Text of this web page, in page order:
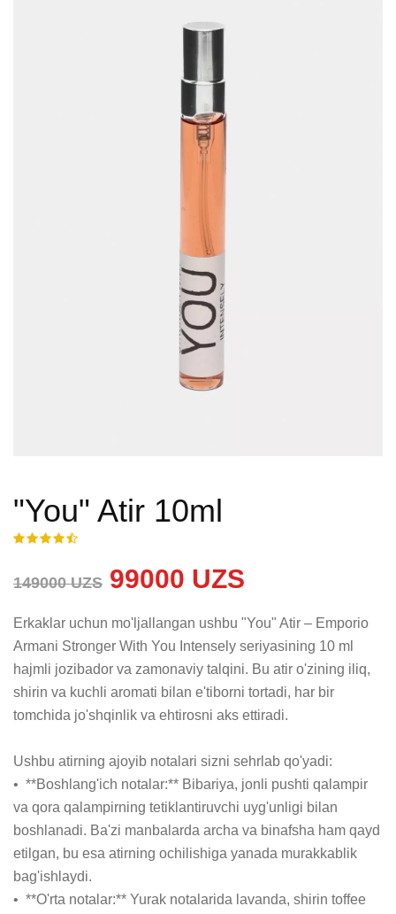
"You" Atir 10ml
149000 UZS 99000 UZS
Erkaklar uchun mo'ljallangan ushbu "You" Atir – Emporio
Armani Stronger With You Intensely seriyasining 10 ml
hajmli jozibador va zamonaviy talqini. Bu atir o'zining iliq,
shirin va kuchli aromati bilan e'tiborni tortadi, har bir
tomchida jo'shqinlik va ehtirosni aks ettiradi.
Ushbu atirning ajoyib notalari sizni sehrlab qo'yadi:
•  **Boshlang'ich notalar:** Bibariya, jonli pushti qalampir
va qora qalampirning tetiklantiruvchi uyg'unligi bilan
boshlanadi. Ba'zi manbalarda archa va binafsha ham qayd
etilgan, bu esa atirning ochilishiga yanada murakkablik
bag'ishlaydi.
•  **O'rta notalar:** Yurak notalarida lavanda, shirin toffee